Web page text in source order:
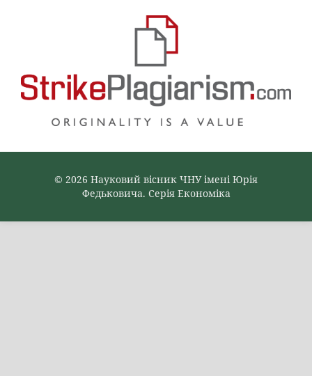
© 2026 Науковий вісник ЧНУ імені Юрія
Федьковича. Серія Економіка